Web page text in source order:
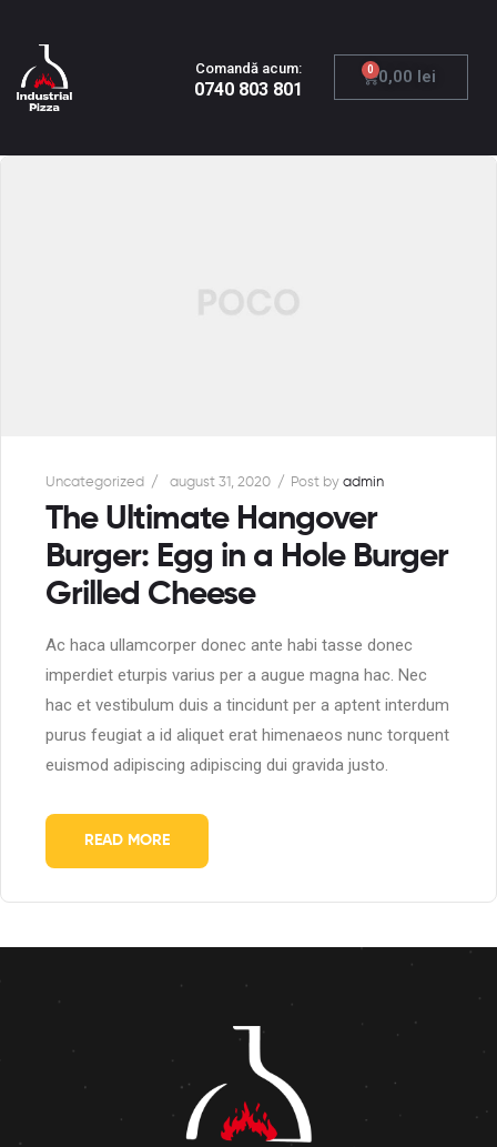
Comandă acum:
0740 803 801
0,00 lei
0
Uncategorized august 31, 2020 Post by admin
The Ultimate Hangover
Burger: Egg in a Hole Burger
Grilled Cheese
Ac haca ullamcorper donec ante habi tasse donec
imperdiet eturpis varius per a augue magna hac. Nec
hac et vestibulum duis a tincidunt per a aptent interdum
purus feugiat a id aliquet erat himenaeos nunc torquent
euismod adipiscing adipiscing dui gravida justo.
READ MORE